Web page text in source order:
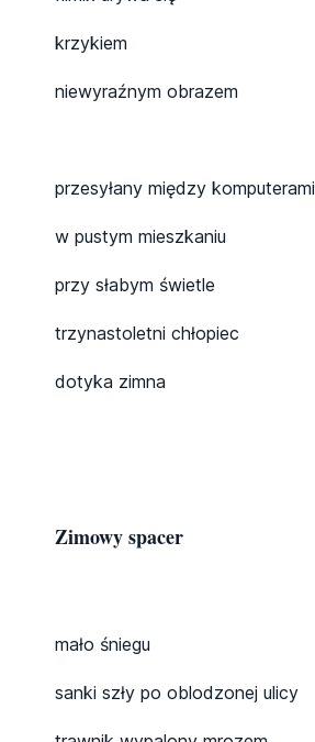
krzykiem
niewyraźnym obrazem
przesyłany między komputerami
w pustym mieszkaniu
przy słabym świetle
trzynastoletni chłopiec
dotyka zimna
Zimowy spacer
mało śniegu
sanki szły po oblodzonej ulicy